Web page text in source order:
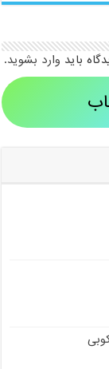
باید وارد بشوید.